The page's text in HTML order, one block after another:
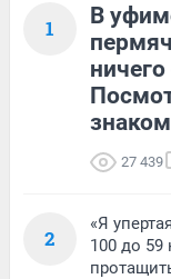
1
В
27 439
2
«Я
100 до